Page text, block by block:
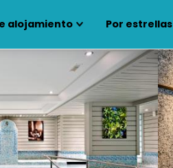
alojamiento Por estrellas